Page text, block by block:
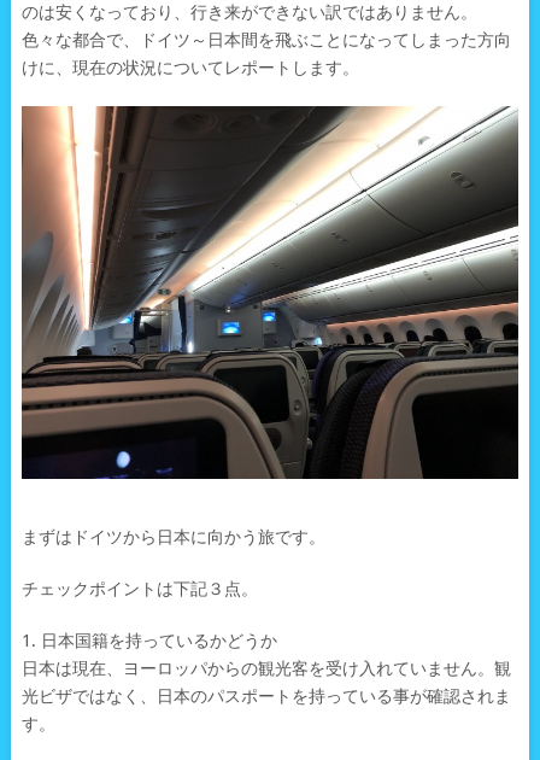
のは安くなっており、行き来ができない訳ではありません。
色々な都合で、ドイツ～日本間を飛ぶことになってしまった方向
けに、現在の状況についてレポートします。
まずはドイツから日本に向かう旅です。
チェックポイントは下記３点。
1. 日本国籍を持っているかどうか
日本は現在、ヨーロッパからの観光客を受け入れていません。観
光ビザではなく、日本のパスポートを持っている事が確認されま
す。